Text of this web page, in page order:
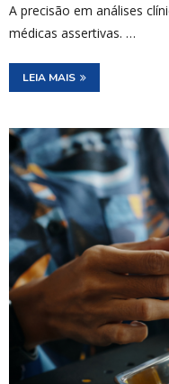
A precisão em análises
médicas assertivas. …
LEIA MAIS